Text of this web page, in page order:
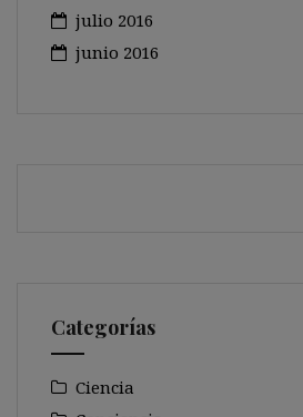
julio 2016
junio 2016
Categorías
Ciencia